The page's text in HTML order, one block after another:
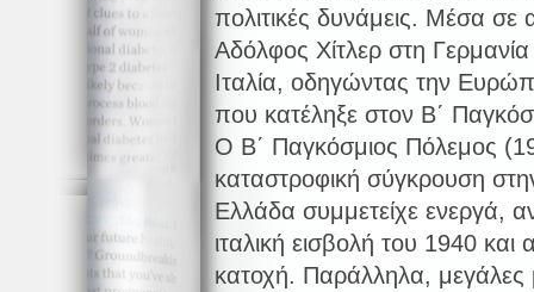
πολιτικές δυνάμεις. Μέσα σε
Αδόλφος Χίτλερ στη
Ιταλία, οδηγώντας την
που κατέληξε στον Β΄
Ο Β΄ Παγκόσμιος Πόλεμος
καταστροφική σύγκρουση
Ελλάδα συμμετείχε ενεργά,
ιταλική εισβολή του 1940
κατοχή. Παράλληλα, μεγάλες